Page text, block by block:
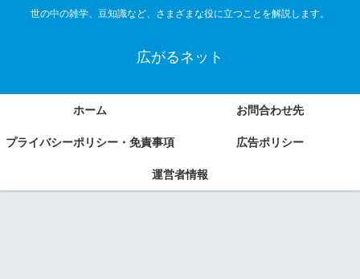
世の中の雑学、豆知識など、さまざまな役に立つことを解説します。
広がるネット
ホーム お問合わせ先
プライバシーポリシー・免責事項 広告ポリシー
運営者情報